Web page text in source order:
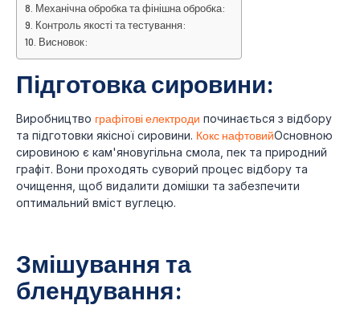
Механічна обробка та фінішна обробка:
Контроль якості та тестування:
Висновок:
Підготовка сировини:
Виробництво графітові електроди починається з відбору
та підготовки якісної сировини. Кокс нафтовийОсновною
сировиною є кам'яновугільна смола, пек та природний
графіт. Вони проходять суворий процес відбору та
очищення, щоб видалити домішки та забезпечити
оптимальний вміст вуглецю.
Змішування та
блендування: